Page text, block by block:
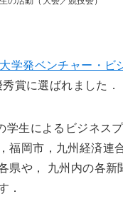
学発ベンチャー・ビ
賞に選ばれました．
学生によるビジネス
福岡市，九州経済連
県や， 九州内の各新
．